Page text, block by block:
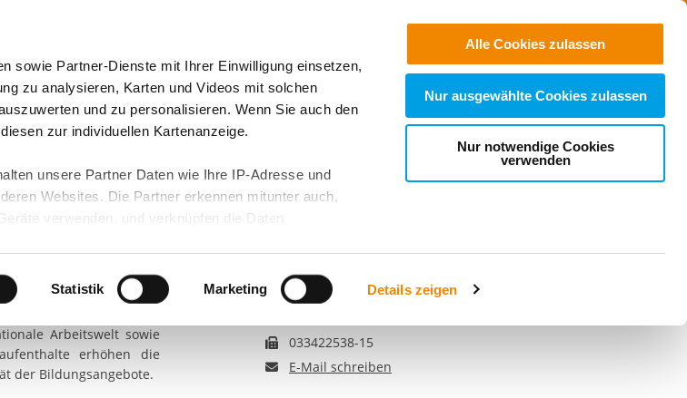
sowie Partner-Dienste mit Ihrer Einwilligung einsetzen,
zu analysieren, Karten und Videos mit solchen
und zu personalisieren. Wenn Sie auch den
zur individuellen Kartenanzeige.
unsere Partner Daten wie Ihre IP-Adresse und
Websites. Die Partner erkennen mitunter auch,
verwenden, und verknüpfen die Daten
und in unsererCookie-Übersicht. Wenn
Zwecke aktiviert sind, müssen Sie alle Cookie-
Buttons über Ihre Einwilligung für diese
Statistik Marketing Details zeigen
Alle Cookies zulassen
Nur ausgewählte Cookies zulassen
Nur notwendige Cookies
verwenden
Suchen
Presse & Themen Jobs & Karriere Spenden
Jobs
BRANDENBURG N... BERUFLICHE AUSLANDSP...
Arbeitswelt sowie
erhöhen die
der Bildungsangebote.
Kontakt
Willy Brim
Faxnummer
033422538-15
E-Mail schreiben